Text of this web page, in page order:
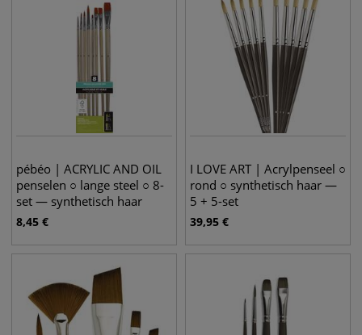
pébéo | ACRYLIC AND OIL
penselen ○ lange steel ○ 8-
set — synthetisch haar
8,45 €
I LOVE ART | Acrylpenseel ○
rond ○ synthetisch haar —
5 + 5-set
39,95 €